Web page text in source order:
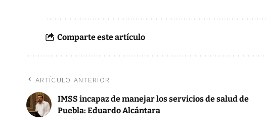
Comparte este artículo
ARTÍCULO ANTERIOR
IMSS incapaz de manejar los servicios de salud de
Puebla: Eduardo Alcántara